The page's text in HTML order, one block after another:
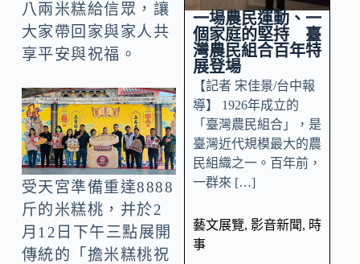
八兩米糕給信眾，讓
大家帶回家與家人共
享平安與祝福。
受天宮準備重達8888
斤的米糕桃，并於2
月12日下午三點展開
傳統的「擔米糕桃祝
一場農民運動、一
個家庭的堅持 臺
灣農民組合百年特
展登場
【記者 宋佳景/台中報
導】 1926年成立的
「臺灣農民組合」，是
臺灣近代規模最大的農
民組織之一。百年前，
一群來 […]
藝文展覽, 影音新聞, 時
事